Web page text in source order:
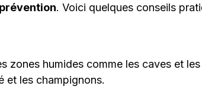
prévention. Voici quelques conseils
humides comme les caves et les
et les champignons.